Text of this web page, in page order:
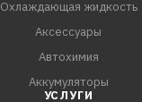
Охлаждающая жидкость
Аксессуары
Автохимия
Аккумуляторы
УСЛУГИ